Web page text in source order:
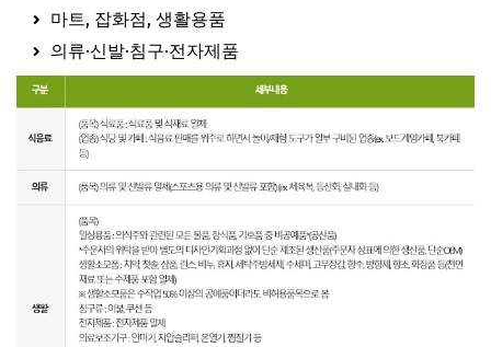
마트, 잡화점, 생활용품
의류·신발·침구·전자제품